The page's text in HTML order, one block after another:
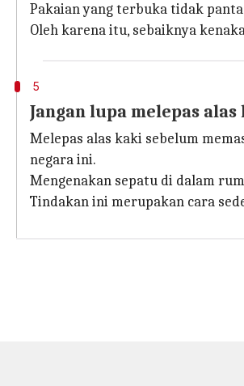
Pakaian yang terbuka tidak
Oleh karena itu, sebaiknya
5
Jangan lupa melepas
Melepas alas kaki sebelum
negara ini.
Mengenakan sepatu di dalam
Tindakan ini merupakan cara